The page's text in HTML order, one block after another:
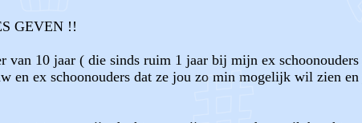
GEVEN !!
van 10 jaar ( die sinds ruim 1 jaar bij mijn ex
en ex schoonouders dat ze jou zo min mogelijk wil zien